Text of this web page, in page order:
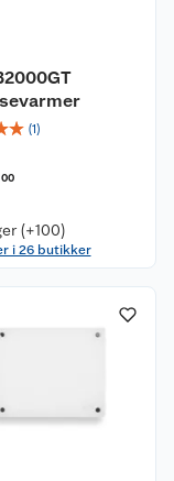
☆ (1)
00
(+100)
i 26 butikker